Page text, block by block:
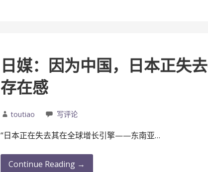
日媒：因为中国，日本正失
存在感
toutiao 写评论
“日本正在失去其在全球增长引擎——东南亚…
Continue Reading →